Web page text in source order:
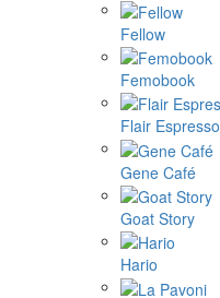
Fellow
Femobook
Flair Espresso
Gene Café
Goat Story
Hario